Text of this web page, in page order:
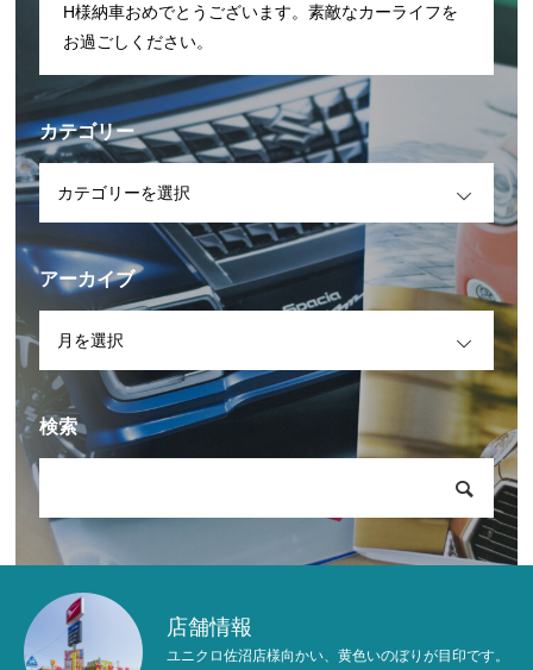
H様納車おめでとうございます。素敵なカーライフを
お過ごしください。
カテゴリー
アーカイブ
検索
店舗情報
ユニクロ佐沼店様向かい、黄色いのぼりが目印です。